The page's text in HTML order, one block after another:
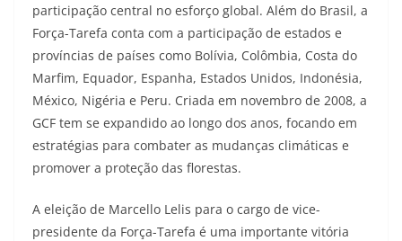
participação central no esforço global. Além do Brasil, a
Força-Tarefa conta com a participação de estados e
províncias de países como Bolívia, Colômbia, Costa do
Marfim, Equador, Espanha, Estados Unidos, Indonésia,
México, Nigéria e Peru. Criada em novembro de 2008, a
GCF tem se expandido ao longo dos anos, focando em
estratégias para combater as mudanças climáticas e
promover a proteção das florestas.
A eleição de Marcello Lelis para o cargo de vice-
presidente da Força-Tarefa é uma importante vitória